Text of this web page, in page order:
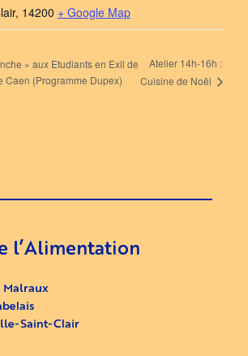
, 14200 + Google Map
» aux Etudiants en Exil de
Caen (Programme Dupex)
Atelier 14h-16h :
Cuisine de Noël
l’Alimentation
Malraux
Saint-Clair